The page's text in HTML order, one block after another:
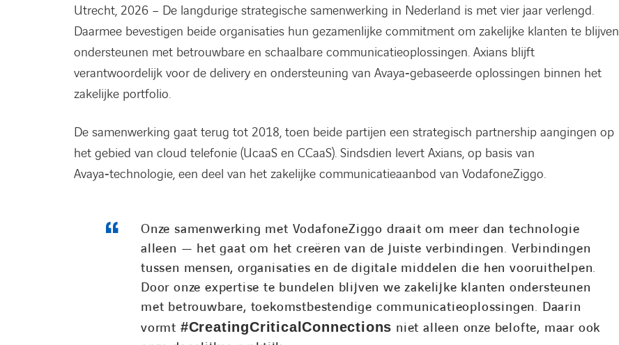
Utrecht, 2026 – De langdurige strategische samenwerking in Nederland is met vier jaar verlengd.
Daarmee bevestigen beide organisaties hun gezamenlijke commitment om zakelijke klanten te blijven
ondersteunen met betrouwbare en schaalbare communicatieoplossingen. Axians blijft
verantwoordelijk voor de delivery en ondersteuning van Avaya‑gebaseerde oplossingen binnen het
zakelijke portfolio.
De samenwerking gaat terug tot 2018, toen beide partijen een strategisch partnership aangingen op
het gebied van cloud telefonie (UcaaS en CCaaS). Sindsdien levert Axians, op basis van
Avaya‑technologie, een deel van het zakelijke communicatieaanbod van VodafoneZiggo.
Onze samenwerking met VodafoneZiggo draait om meer dan technologie
alleen — het gaat om het creëren van de juiste verbindingen. Verbindingen
tussen mensen, organisaties en de digitale middelen die hen vooruithelpen.
Door onze expertise te bundelen blijven we zakelijke klanten ondersteunen
met betrouwbare, toekomstbestendige communicatieoplossingen. Daarin
vormt #CreatingCriticalConnections niet alleen onze belofte, maar ook